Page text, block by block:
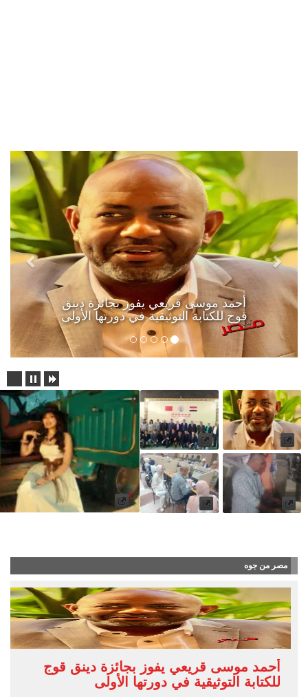
أحمد موسى قريعي يفوز بجائزة دينق
قوج للكتابة التوثيقية في دورتها الأولى
مصر من جوه
أحمد موسى قريعي يفوز بجائزة دينق قوج
للكتابة التوثيقية في دورتها الأولى